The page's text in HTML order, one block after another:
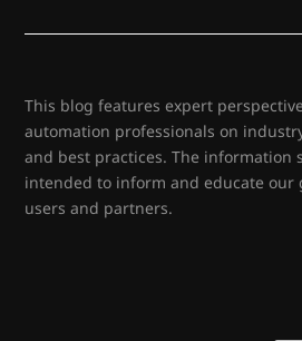
This blog features expert
automation professionals on
and best practices. The information
intended to inform and educate our
users and partners.